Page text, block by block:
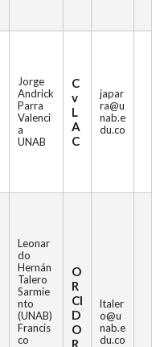
Jorge
Andrick
Parra
Valenci
a
UNAB
C
v
L
A
C
japar
ra@u
nab.e
du.co
Leonar
do
Hernán
Talero
Sarmie
nto
(UNAB)
Francis
co
O
R
CI
D
O
R
ltaler
o@u
nab.e
du.co